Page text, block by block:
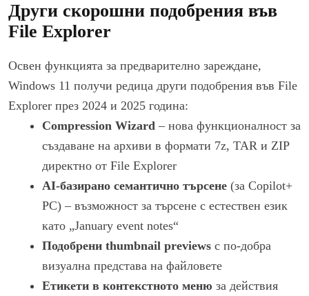
Други скорошни подобрения във
File Explorer
Освен функцията за предварително зареждане,
Windows 11 получи редица други подобрения във File
Explorer през 2024 и 2025 година:
Compression Wizard – нова функционалност за
създаване на архиви в формати 7z, TAR и ZIP
директно от File Explorer
AI-базирано семантично търсене (за Copilot+
PC) – възможност за търсене с естествен език
като „January event notes“
Подобрени thumbnail previews с по-добра
визуална представа на файловете
Етикети в контекстното меню за действия